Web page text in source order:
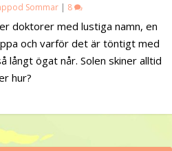
Sommar | 8
doktorer med lustiga namn, en
och varför det är töntigt med
långt ögat når. Solen skiner alltid
hur?